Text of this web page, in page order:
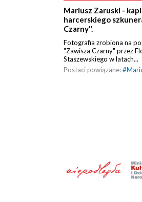
Mariusz Zaruski -
harcerskiego
Czarny".
Fotografia zrobiona na
"Zawisza Czarny" przez
Staszewskiego w latach...
Postaci powiązane:#